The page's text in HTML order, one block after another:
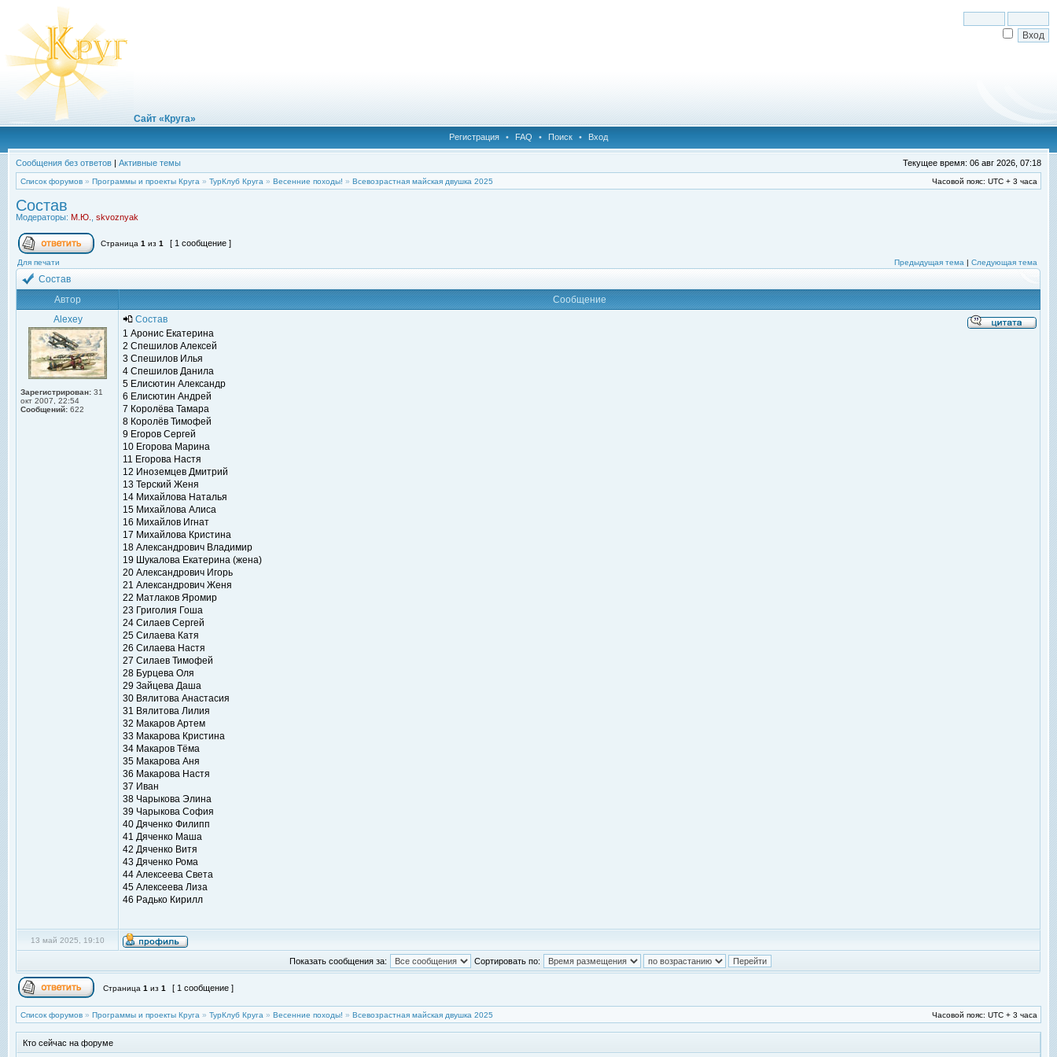
Сайт «Круга»
Регистрация • FAQ • Поиск • Вход
Сообщения без ответов | Активные темы Текущее время: 06 авг 2026, 07:18
Список форумов » Программы и проекты Круга » ТурКлуб Круга » Весенние походы! » Всевозрастная майская двушка 2025 Часовой пояс: UTC + 3 часа
Состав
Модераторы: М.Ю. skvoznyak
Страница 1 из 1 [ 1 сообщение ]
Для печати Предыдущая тема | Следующая тема
Состав
Автор
Сообщение
Alexey
Зарегистрирован: 31
окт 2007, 22:54
Сообщений: 622
Состав
1 Аронис Екатерина
2 Спешилов Алексей
3 Спешилов Илья
4 Спешилов Данила
5 Елисютин Александр
6 Елисютин Андрей
7 Королёва Тамара
8 Королёв Тимофей
9 Егоров Сергей
10 Егорова Марина
11 Егорова Настя
12 Иноземцев Дмитрий
13 Терский Женя
14 Михайлова Наталья
15 Михайлова Алиса
16 Михайлов Игнат
17 Михайлова Кристина
18 Александрович Владимир
19 Шукалова Екатерина (жена)
20 Александрович Игорь
21 Александрович Женя
22 Матлаков Яромир
23 Григолия Гоша
24 Силаев Сергей
25 Силаева Катя
26 Силаева Настя
27 Силаев Тимофей
28 Бурцева Оля
29 Зайцева Даша
30 Вялитова Анастасия
31 Вялитова Лилия
32 Макаров Артем
33 Макарова Кристина
34 Макаров Тёма
35 Макарова Аня
36 Макарова Настя
37 Иван
38 Чарыкова Элина
39 Чарыкова София
40 Дяченко Филипп
41 Дяченко Маша
42 Дяченко Витя
43 Дяченко Рома
44 Алексеева Света
45 Алексеева Лиза
46 Радько Кирилл
13 май 2025, 19:10
Показать сообщения за: Сортировать по:
Страница 1 из 1 [ 1 сообщение ]
Список форумов » Программы и проекты Круга » ТурКлуб Круга » Весенние походы! » Всевозрастная майская двушка 2025 Часовой пояс: UTC + 3 часа
Кто сейчас на форуме